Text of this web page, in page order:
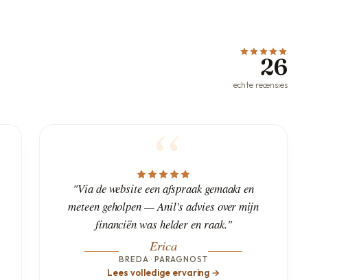
26
echte recensies
"Via de website een afspraak gemaakt en
meteen geholpen — Anil's advies over mijn
financiën was helder en raak."
Erica
BREDA · PARAGNOST
Lees volledige ervaring →